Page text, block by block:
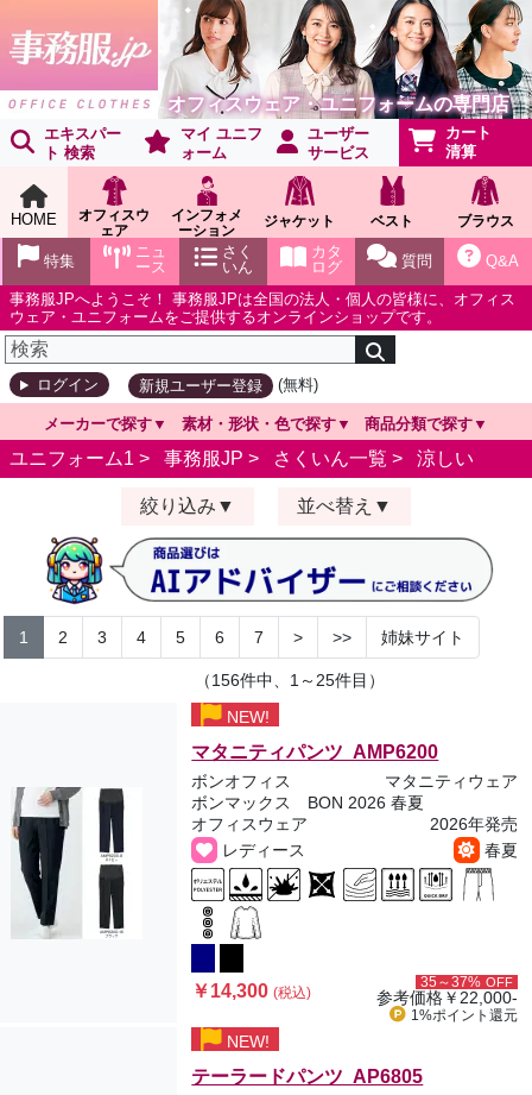
オフィスウェア・ユニフォームの専門店
エキスパー
ト 検索
マイ ユニフ
ォーム
ユーザー
サービス
カート
清算
HOME
オフィスウ
ェア
インフォメ
ーション
ショールー
ム
ジャケット ベスト ブラウス
Q&A
質問
カタ
ログ
さく
いん
ニュ
ース
特集
事務服JPへようこそ！ 事務服JPは全国の法人・個人の皆様に、オフィス
ウェア・ユニフォームをご提供するオンラインショップです。
ログイン 新規ユーザー登録 (無料)
メーカーで探す 素材・形状・色で探す 商品分類で探す
ユニフォーム1 > 事務服JP > さくいん一覧 > 涼しい
絞り込み 並べ替え
1 2 3 4 5 6 7 > >> 姉妹サイト
（156件中、1～25件目）
NEW!
マタニティパンツ AMP6200
ボンオフィス
マタニティウェア
ボンマックス BON 2026 春夏
オフィスウェア
2026年発売
レディース
春夏
￥14,300(税込)
35～37% OFF
参考価格￥22,000-
1%ポイント 還元
NEW!
テーラードパンツ AP6805